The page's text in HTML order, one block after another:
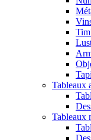
Tableaux
Tableaux